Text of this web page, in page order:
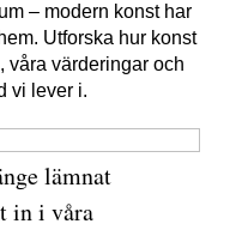
– modern konst har
Utforska hur konst
våra värderingar och
vi lever i.
lämnat
in i våra